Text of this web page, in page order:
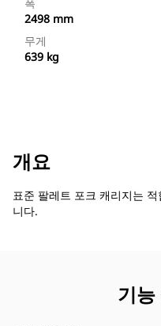
폭
2498 mm
무게
639 kg
개요
표준 팔레트 포크 캐리지는
니다.
기능